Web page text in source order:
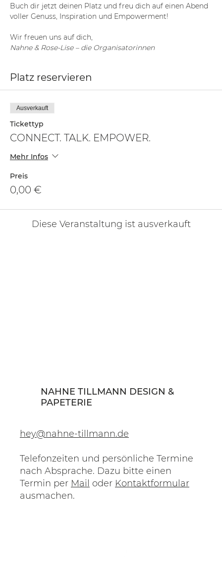
Buch dir jetzt deinen Platz und freu dich auf einen Abend
voller Genuss, Inspiration und Empowerment!
Wir freuen uns auf dich,
Nahne & Rose-Lise – die Organisatorinnen
Platz reservieren
Ausverkauft
Tickettyp
CONNECT. TALK. EMPOWER.
Mehr Infos
Preis
0,00 €
Diese Veranstaltung ist ausverkauft
NAHNE TILLMANN DESIGN &
PAPETERIE
hey@nahne-tillmann.de
Telefonzeiten und persönliche Termine
nach Absprache. Dazu bitte einen
Termin per Mail oder Kontaktformular
ausmachen.